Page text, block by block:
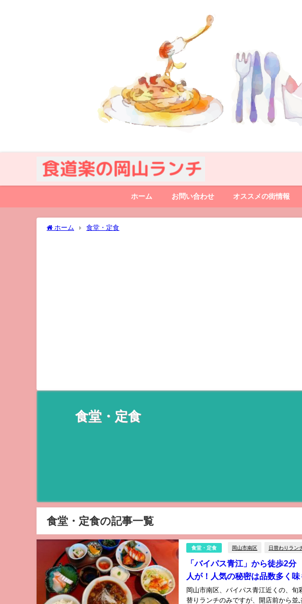
ホーム お問い合わせ オススメの街情報
ホーム 食堂・定食
食堂・定食
食堂・定食の記事一覧
食堂・定食 岡山市南区 日替わりラン
「バイパス青江」から徒歩2
人が！人気の秘密は品数多く味
岡山市南区、バイパス青江近くの、旬
替りランチのみですが、開店前から並